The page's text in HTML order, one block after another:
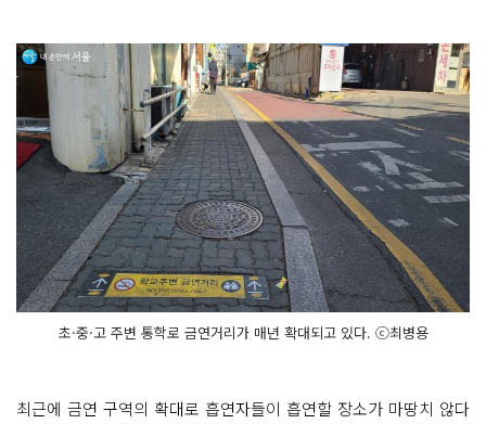
초·중·고 주변 통학로 금연거리가 매년 확대되고 있다. ⓒ최병용
최근에 금연 구역의 확대로 흡연자들이 흡연할 장소가 마땅치 않다